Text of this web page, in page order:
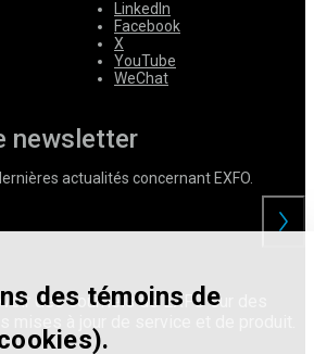
des témoins de
LinkedIn
Facebook
X
YouTube
WeChat
newsletter
actualités concernant EXFO.
des courriels de EXFO sur des